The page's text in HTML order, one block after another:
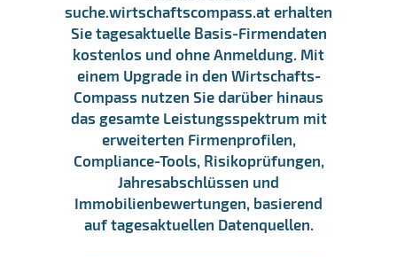
suche.wirtschaftscompass.at erhalten
Sie tagesaktuelle Basis-Firmendaten
kostenlos und ohne Anmeldung. Mit
einem Upgrade in den Wirtschafts-
Compass nutzen Sie darüber hinaus
das gesamte Leistungsspektrum mit
erweiterten Firmenprofilen,
Compliance-Tools, Risikoprüfungen,
Jahresabschlüssen und
Immobilienbewertungen, basierend
auf tagesaktuellen Datenquellen.